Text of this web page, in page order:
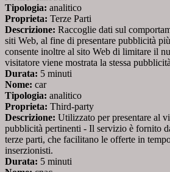
Tipologia: analitico
Proprieta: Terze Parti
Descrizione: Raccoglie dati sul
siti Web, al fine di presentare pubblicità
consente inoltre al sito Web di limitare il
visitatore viene mostrata la stessa
Durata: 5 minuti
Nome: car
Tipologia: analitico
Proprieta: Third-party
Descrizione: Utilizzato per presentare al
pubblicità pertinenti - Il servizio è fornito
terze parti, che facilitano le offerte in
inserzionisti.
Durata: 5 minuti